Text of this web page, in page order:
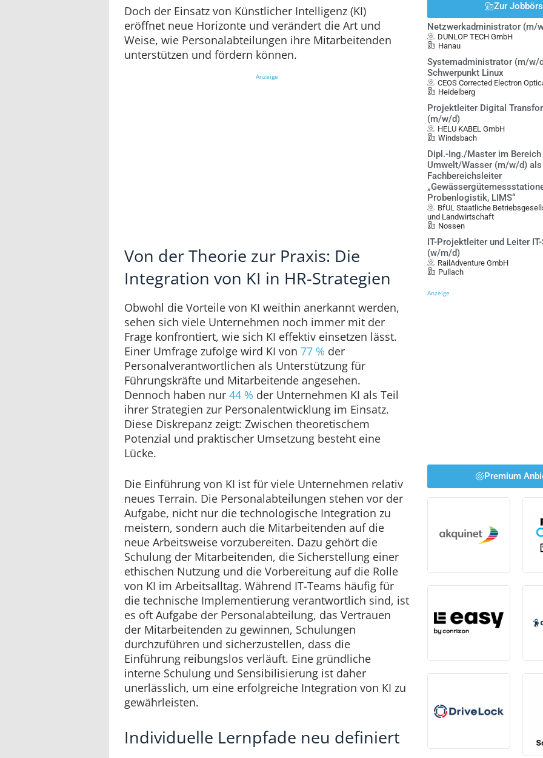
Doch der Einsatz von Künstlicher Intelligenz (KI)
eröffnet neue Horizonte und verändert die Art und
Weise, wie Personalabteilungen ihre Mitarbeitenden
unterstützen und fördern können.
Anzeige
Von der Theorie zur Praxis: Die
Integration von KI in HR-Strategien
Obwohl die Vorteile von KI weithin anerkannt werden,
sehen sich viele Unternehmen noch immer mit der
Frage konfrontiert, wie sich KI effektiv einsetzen lässt.
Einer Umfrage zufolge wird KI von 77 % der
Personalverantwortlichen als Unterstützung für
Führungskräfte und Mitarbeitende angesehen.
Dennoch haben nur 44 % der Unternehmen KI als Teil
ihrer Strategien zur Personalentwicklung im Einsatz.
Diese Diskrepanz zeigt: Zwischen theoretischem
Potenzial und praktischer Umsetzung besteht eine
Lücke.
Die Einführung von KI ist für viele Unternehmen relativ
neues Terrain. Die Personalabteilungen stehen vor der
Aufgabe, nicht nur die technologische Integration zu
meistern, sondern auch die Mitarbeitenden auf die
neue Arbeitsweise vorzubereiten. Dazu gehört die
Schulung der Mitarbeitenden, die Sicherstellung einer
ethischen Nutzung und die Vorbereitung auf die Rolle
von KI im Arbeitsalltag. Während IT-Teams häufig für
die technische Implementierung verantwortlich sind, ist
es oft Aufgabe der Personalabteilung, das Vertrauen
der Mitarbeitenden zu gewinnen, Schulungen
durchzuführen und sicherzustellen, dass die
Einführung reibungslos verläuft. Eine gründliche
interne Schulung und Sensibilisierung ist daher
unerlässlich, um eine erfolgreiche Integration von KI zu
gewährleisten.
Individuelle Lernpfade neu definiert
Zur
Netzwerkadministrator (m/
DUNLOP TECH GmbH
Hanau
Systemadministrator (m/w/
Schwerpunkt Linux
CEOS Corrected Electron
Heidelberg
Projektleiter Digital
(m/w/d)
HELU KABEL GmbH
Windsbach
Dipl.-Ing./Master im Bereich
Umwelt/Wasser (m/w/d) als
Fachbereichsleiter
Probenlogistik, LIMS“
BfUL Staatliche
und Landwirtschaft
Nossen
IT-Projektleiter und Leiter
(w/m/d)
RailAdventure GmbH
Pullach
Anzeige
Premium